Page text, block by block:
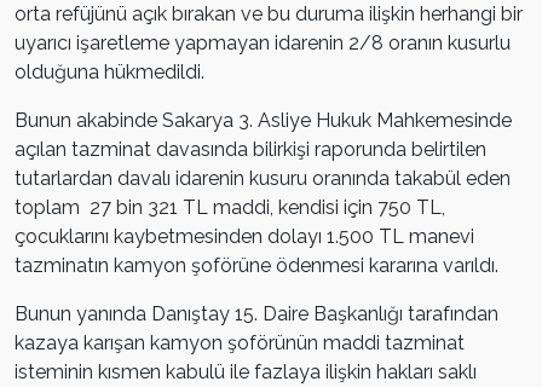
orta refüjünü açık bırakan ve bu duruma ilişkin herhangi bir
uyarıcı işaretleme yapmayan idarenin 2/8 oranın kusurlu
olduğuna hükmedildi.
Bunun akabinde Sakarya 3. Asliye Hukuk Mahkemesinde
açılan tazminat davasında bilirkişi raporunda belirtilen
tutarlardan davalı idarenin kusuru oranında takabül eden
toplam 27 bin 321 TL maddi, kendisi için 750 TL,
çocuklarını kaybetmesinden dolayı 1.500 TL manevi
tazminatın kamyon şoförüne ödenmesi kararına varıldı.
Bunun yanında Danıştay 15. Daire Başkanlığı tarafından
kazaya karışan kamyon şoförünün maddi tazminat
isteminin kısmen kabulü ile fazlaya ilişkin hakları saklı